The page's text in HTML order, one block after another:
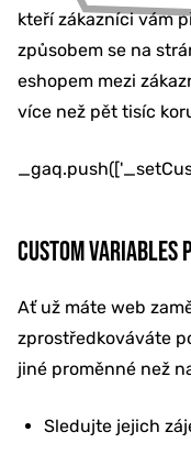
kteří zákazníci vám
způsobem se na
eshopem mezi
více než pět tisíc
CUSTOM VARIABLES
Ať už máte web
zprostředkováváte
jiné proměnné než
Sledujte jejich